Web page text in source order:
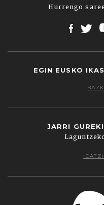
Hurrengo
EGIN EUSKO
JARRI